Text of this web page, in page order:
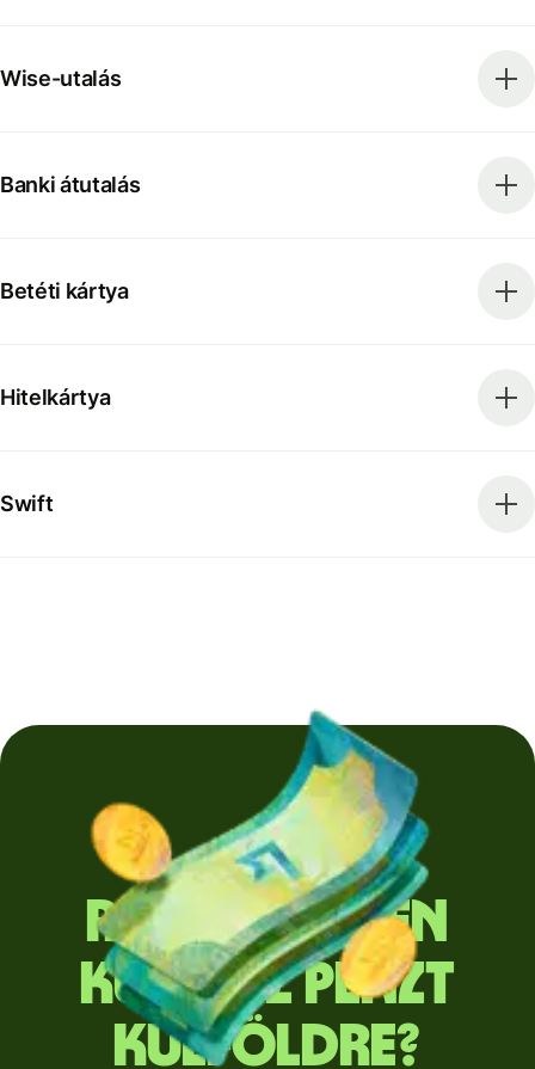
Wise-utalás
Banki átutalás
Betéti kártya
Hitelkártya
Swift
Rendszeresen
küldesz pénzt
külföldre?